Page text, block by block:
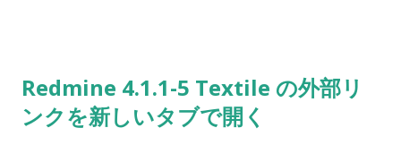
dumpファイルの中身はSQL文なので、 A5m2 というSQLクラ
イアントからインポートすることを試しました。 もちろん、自
Redmine 4.1.1-5 Textile の外部リ
ンクを新しいタブで開く